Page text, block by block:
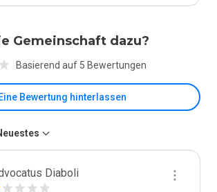
Gemeinschaft dazu?
Basierend auf 5 Bewertungen
Eine Bewertung hinterlassen
Diaboli